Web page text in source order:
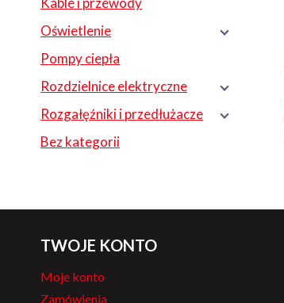
Oświetlenie
Pompy ciepła
Rozdzielnice elektryczne
Rozgałęźniki i przedłużacze
Bez kategorii
TWOJE KONTO
Moje konto
Zamówienia